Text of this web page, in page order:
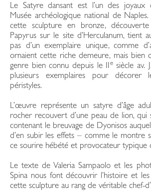
Le Satyre dansant est l’un des joyaux
Musée archéologique national de
cette sculpture en bronze,
Papyrus sur le site d’Herculanum, tient
pas d’un exemplaire unique, comme
ornaient cette riche demeure, mais bien
genre bien connu depuis le IIesiècle av.
plusieurs exemplaires pour décorer
péristyles.
L’œuvre représente un satyre d’âge
rocher recouvert d’une peau de lion, qui
contenant le breuvage de Dyonisos
d’en subir les effets – comme le montre
ce sourire hébété et provocateur typique
Le texte de Valeria Sampaolo et les
Spina nous font découvrir l’histoire et
cette sculpture au rang de véritable chef-